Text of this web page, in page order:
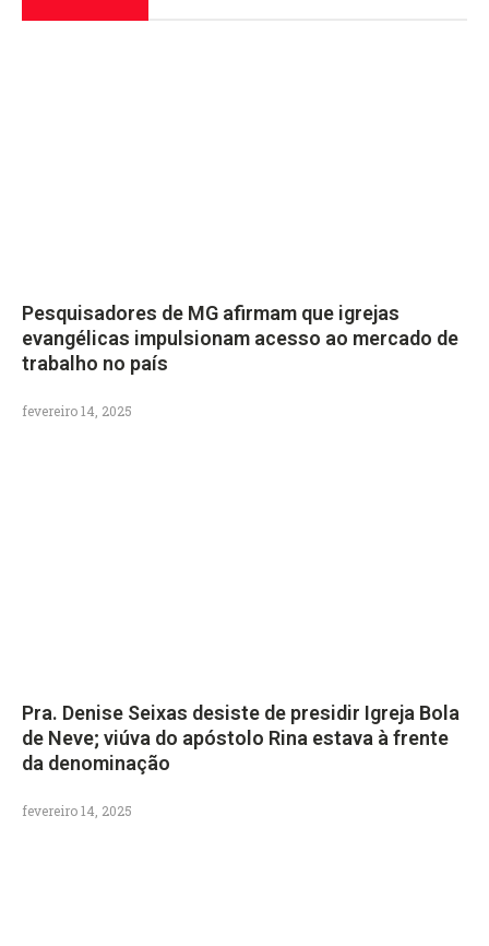
Pesquisadores de MG afirmam que igrejas
evangélicas impulsionam acesso ao mercado de
trabalho no país
fevereiro 14, 2025
Pra. Denise Seixas desiste de presidir Igreja Bola
de Neve; viúva do apóstolo Rina estava à frente
da denominação
fevereiro 14, 2025